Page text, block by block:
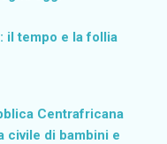
il tempo e la follia
Centrafricana
civile di bambini e